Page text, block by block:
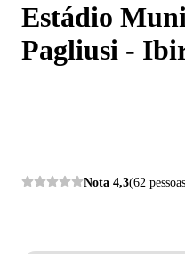
Estádio
Pagliusi -
Nota 4,3(62